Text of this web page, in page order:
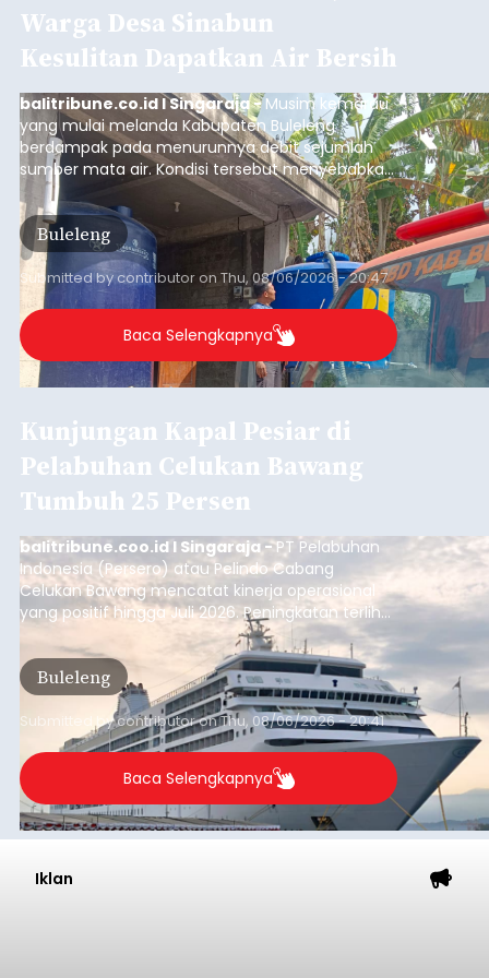
Baca Selengkapnya
Dana Pusat Dipangkas, DPRD
Minta Pemkab Tabanan
Genjot PAD
balitribune.co.id I Tabanan - Badan Anggaran
(Banggar) DPRD Tabanan mendesak pemerintah
daerah setempat untuk melakukan optimalisasi
Pendapatan Asli Daerah (PAD) pada tahun
anggaran 2027.
Optimalisasi penerimaan dari sisi PAD itu dirasa
perlu karena APBD Tabanan pada 2027 diproyeksi
akibat pemangkasan dana Transfer Ke Luar
Daerah (TKD) dari pemerintah pusat.
Tabanan
Submitted bycontributoronThu, 08/06/2026 - 20:33
Baca Selengkapnya
Iklan